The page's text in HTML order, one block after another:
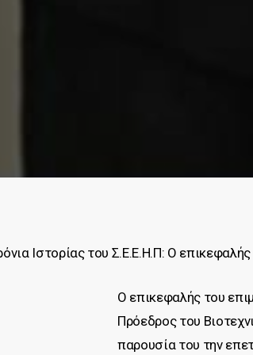
Ιστορίας του Σ.Ε.Ε.Η.Π: Ο
Ο επικεφαλής του
Πρόεδρος του
παρουσία του την